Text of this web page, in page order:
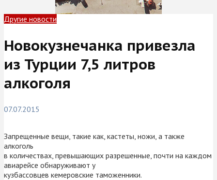
Другие новости
Новокузнечанка привезла
из Турции 7,5 литров
алкоголя
07.07.2015
Запрещенные вещи, такие как, кастеты, ножи, а также
алкоголь
в количествах, превышающих разрешенные, почти на каждом
авиарейсе обнаруживают у
кузбассовцев кемеровские таможенники.